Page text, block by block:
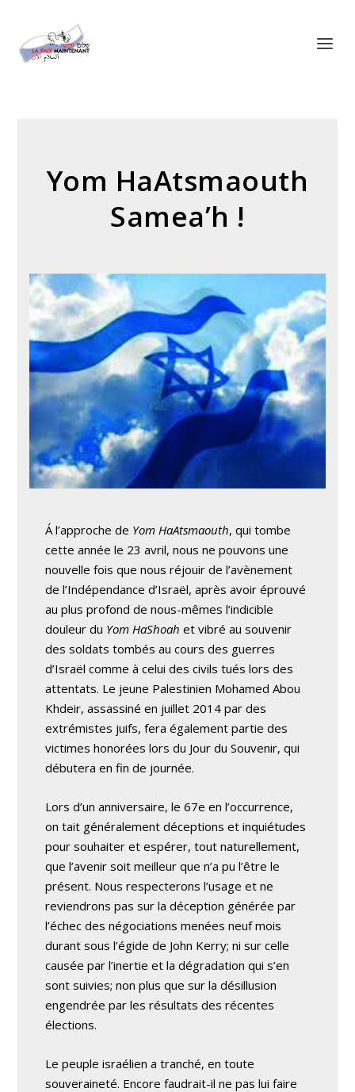
Yom HaAtsmaouth
Samea’h !
Á l’approche de Yom HaAtsmaouth, qui tombe
cette année le 23 avril, nous ne pouvons une
nouvelle fois que nous réjouir de l’avènement
de l’Indépendance d’Israël, après avoir éprouvé
au plus profond de nous-mêmes l’indicible
douleur du Yom HaShoah et vibré au souvenir
des soldats tombés au cours des guerres
d’Israël comme à celui des civils tués lors des
attentats. Le jeune Palestinien Mohamed Abou
Khdeir, assassiné en juillet 2014 par des
extrémistes juifs, fera également partie des
victimes honorées lors du Jour du Souvenir, qui
débutera en fin de journée.
Lors d’un anniversaire, le 67e en l’occurrence,
on tait généralement déceptions et inquiétudes
pour souhaiter et espérer, tout naturellement,
que l’avenir soit meilleur que n’a pu l’être le
présent. Nous respecterons l’usage et ne
reviendrons pas sur la déception générée par
l’échec des négociations menées neuf mois
durant sous l’égide de John Kerry; ni sur celle
causée par l’inertie et la dégradation qui s’en
sont suivies; non plus que sur la désillusion
engendrée par les résultats des récentes
élections.
Le peuple israélien a tranché, en toute
souveraineté. Encore faudrait-il ne pas lui faire